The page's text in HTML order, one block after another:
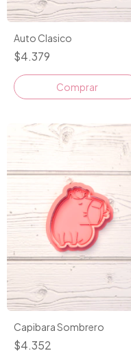
Auto Clasico
$4.379
Comprar
Capibara Sombrero
$4.352